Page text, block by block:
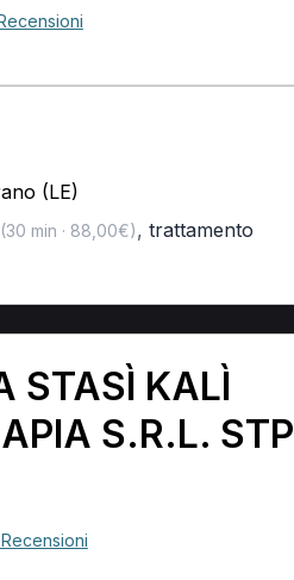
(LE)
min · 88,00€), trattamento
STASÌ KALÌ
S.R.L. STP